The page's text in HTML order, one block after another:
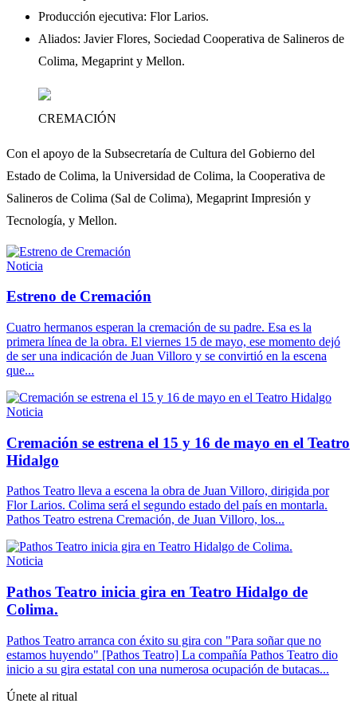
Producción ejecutiva: Flor Larios.
Aliados: Javier Flores, Sociedad Cooperativa de Salineros de
Colima, Megaprint y Mellon.
CREMACIÓN
Con el apoyo de la Subsecretaría de Cultura del Gobierno del
Estado de Colima, la Universidad de Colima, la Cooperativa de
Salineros de Colima (Sal de Colima), Megaprint Impresión y
Tecnología, y Mellon.
Noticia
Estreno de Cremación
Cuatro hermanos esperan la cremación de su padre. Esa es la
primera línea de la obra. El viernes 15 de mayo, ese momento dejó
de ser una indicación de Juan Villoro y se convirtió en la escena
que...
Noticia
Cremación se estrena el 15 y 16 de mayo en el Teatro
Hidalgo
Pathos Teatro lleva a escena la obra de Juan Villoro, dirigida por
Flor Larios. Colima será el segundo estado del país en montarla.
Pathos Teatro estrena Cremación, de Juan Villoro, los...
Noticia
Pathos Teatro inicia gira en Teatro Hidalgo de
Colima.
Pathos Teatro arranca con éxito su gira con "Para soñar que no
estamos huyendo" [Pathos Teatro] La compañía Pathos Teatro dio
inicio a su gira estatal con una numerosa ocupación de butacas...
Únete al ritual